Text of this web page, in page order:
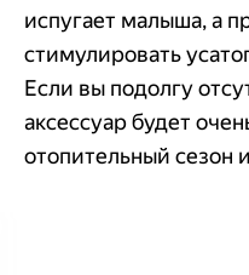
испугает малыша, а
стимулировать
Если вы подолгу
аксессуар будет
отопительный сезон